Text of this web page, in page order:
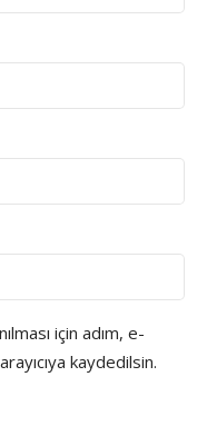
için adım, e-
kaydedilsin.